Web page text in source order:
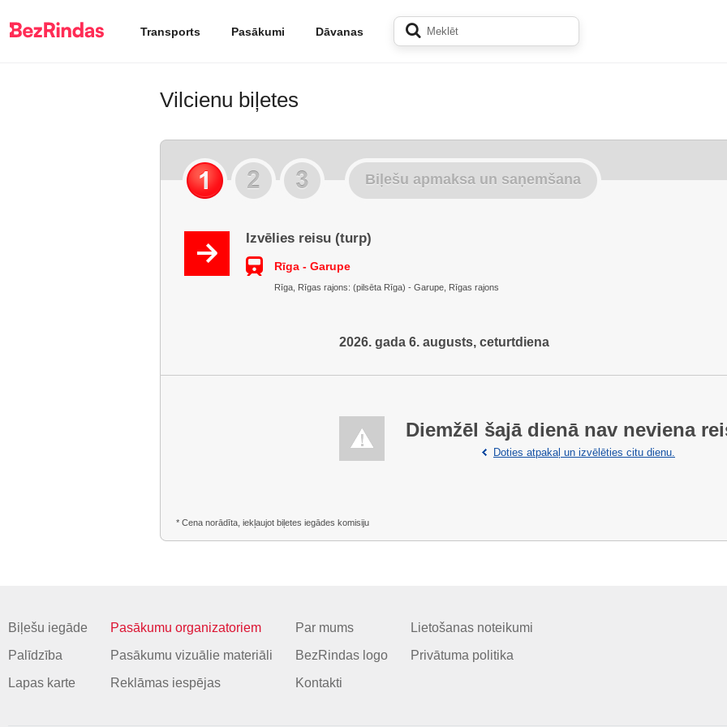
Transports Pasākumi Dāvanas
Vilcienu biļetes
Biļešu apmaksa un saņemšana
Izvēlies reisu (turp)
Rīga - Garupe
Rīga, Rīgas rajons: (pilsēta Rīga) - Garupe, Rīgas rajons
2026. gada 6. augusts, ceturtdiena
Diemžēl šajā dienā nav neviena
Doties atpakaļ un izvēlēties citu dienu.
* Cena norādīta, iekļaujot biļetes iegādes komisiju
Biļešu iegāde
Palīdzība
Lapas karte
Pasākumu organizatoriem
Pasākumu vizuālie materiāli
Reklāmas iespējas
Par mums
BezRindas logo
Kontakti
Lietošanas noteikumi
Privātuma politika